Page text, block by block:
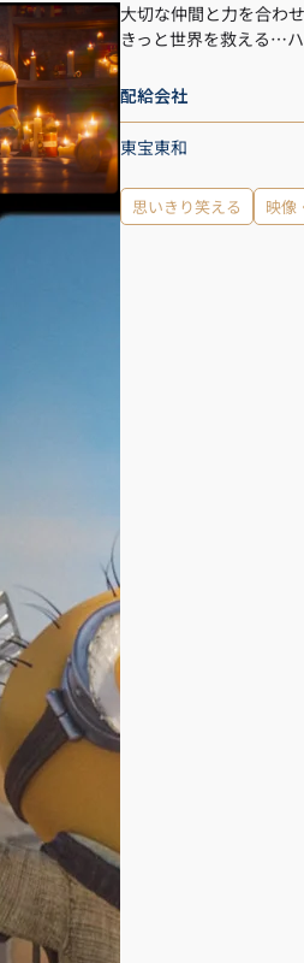
大切な仲間と力を合わ
きっと世界を救える…
配給会社
東宝東和
思いきり笑える 映像